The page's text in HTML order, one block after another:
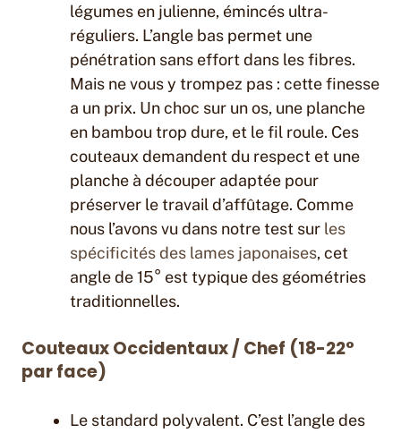
légumes en julienne, émincés ultra-
réguliers. L’angle bas permet une
pénétration sans effort dans les fibres.
Mais ne vous y trompez pas : cette finesse
a un prix. Un choc sur un os, une planche
en bambou trop dure, et le fil roule. Ces
couteaux demandent du respect et une
planche à découper adaptée pour
préserver le travail d’affûtage. Comme
nous l’avons vu dans notre test sur les
spécificités des lames japonaises, cet
angle de 15° est typique des géométries
traditionnelles.
Couteaux Occidentaux / Chef (18-22°
par face)
Le standard polyvalent. C’est l’angle des